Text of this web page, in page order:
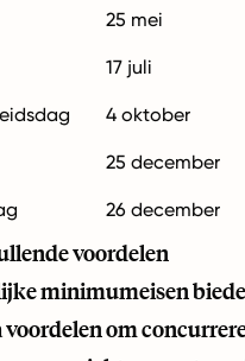
25 mei
17 juli
4 oktober
25 december
26 december
voordelen
minimumeisen
om